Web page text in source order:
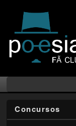
Concursos